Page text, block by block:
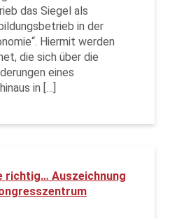
das Siegel als
in der
Hiermit werden
die sich über die
eines
in […]
richtig… Auszeichnung